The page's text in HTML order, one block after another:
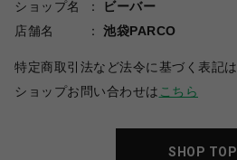
ショップ名
ビーバー
店舗名
池袋PARCO
特定商取引法など法令に基づく表記は
ショップお問い合わせは こちら
SHOP TOP